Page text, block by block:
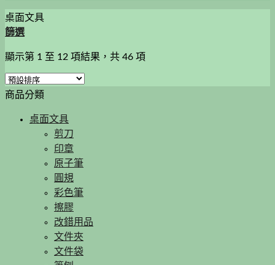
桌面文具
篩選
顯示第 1 至 12 項結果，共 46 項
商品分類
桌面文具
剪刀
印章
原子筆
圓規
彩色筆
擦膠
改錯用品
文件夾
文件袋